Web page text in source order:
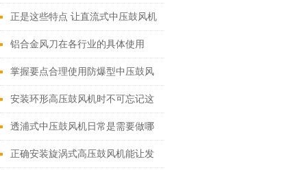
机，来看看这些
正是这些特点 让直流式中压鼓风机
在众多行业中得到应用
铝合金风刀在各行业的具体使用
掌握要点合理使用防爆型中压鼓风
机
安装环形高压鼓风机时不可忘记这
些要点！
透浦式中压鼓风机日常是需要做哪
些“体检”
正确安装旋涡式高压鼓风机能让发